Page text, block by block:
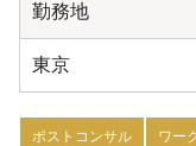
勤務地
東京
ポストコンサル ワー